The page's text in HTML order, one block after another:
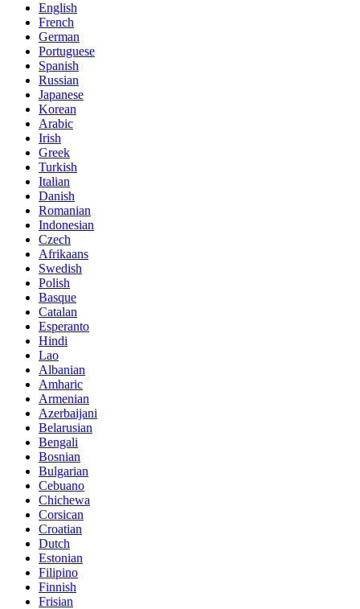
English
French
German
Portuguese
Spanish
Russian
Japanese
Korean
Arabic
Irish
Greek
Turkish
Italian
Danish
Romanian
Indonesian
Czech
Afrikaans
Swedish
Polish
Basque
Catalan
Esperanto
Hindi
Lao
Albanian
Amharic
Armenian
Azerbaijani
Belarusian
Bengali
Bosnian
Bulgarian
Cebuano
Chichewa
Corsican
Croatian
Dutch
Estonian
Filipino
Finnish
Frisian